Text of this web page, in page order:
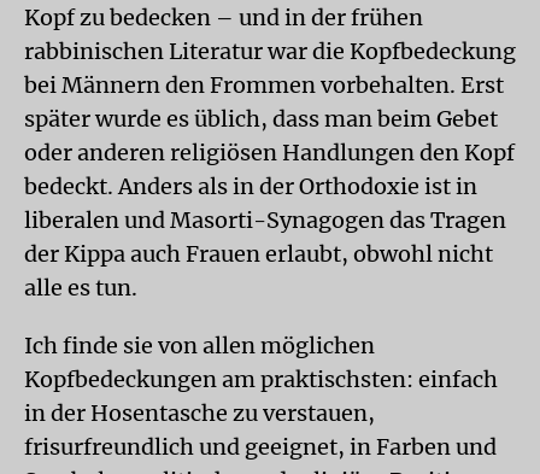
Kopf zu bedecken – und in der frühen
rabbinischen Literatur war die Kopfbedeckung
bei Männern den Frommen vorbehalten. Erst
später wurde es üblich, dass man beim Gebet
oder anderen religiösen Handlungen den Kopf
bedeckt. Anders als in der Orthodoxie ist in
liberalen und Masorti-Synagogen das Tragen
der Kippa auch Frauen erlaubt, obwohl nicht
alle es tun.
Ich finde sie von allen möglichen
Kopfbedeckungen am praktischsten: einfach
in der Hosentasche zu verstauen,
frisurfreundlich und geeignet, in Farben und